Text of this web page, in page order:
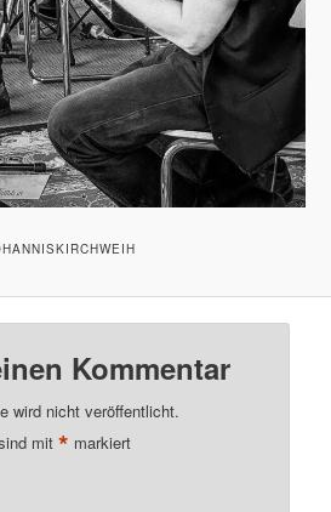
Kommentar
wird nicht veröffentlicht.
mit* markiert